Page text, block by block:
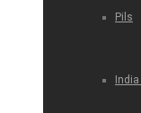
Pils